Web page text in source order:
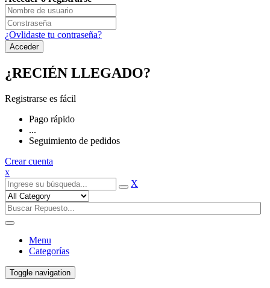
¿Ovlidaste tu contraseña?
¿RECIÉN LLEGADO?
Registrarse es fácil
Pago rápido
...
Seguimiento de pedidos
Crear cuenta
x
X
Menu
Categorías
Toggle navigation